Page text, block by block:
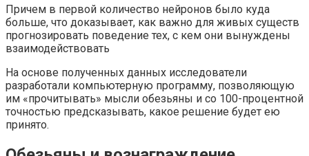
Причем в первой количество нейронов было куда
больше, что доказывает, как важно для живых существ
прогнозировать поведение тех, с кем они вынуждены
взаимодействовать
На основе полученных данных исследователи
разработали компьютерную программу, позволяющую
им «прочитывать» мысли обезьяны и со 100-процентной
точностью предсказывать, какое решение будет ею
принято.